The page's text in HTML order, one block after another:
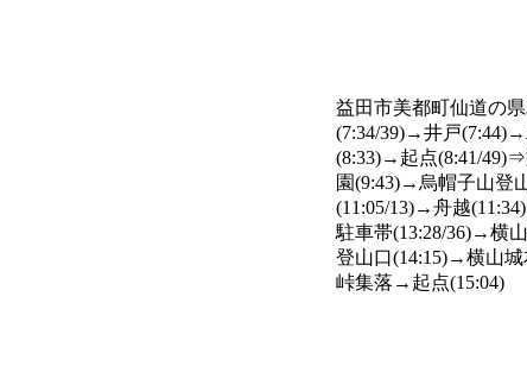
益田市美都町仙道の
(7:34/39)→井戸
(8:33)→起点(8:41/
園(9:43)→烏帽子山登
(11:05/13)→舟越
駐車帯(13:28/36)→横
登山口(14:15)→横山
峠集落→起点(15:04)